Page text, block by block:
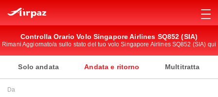
Controlla Orario Volo Singapore Airlines SQ852 (SIA)
Rimani Aggiornato/a sullo stato del tuo volo Singapore Airlines SQ852 (SIA) qui
Solo andata Andata e ritorno Multitratta
Da